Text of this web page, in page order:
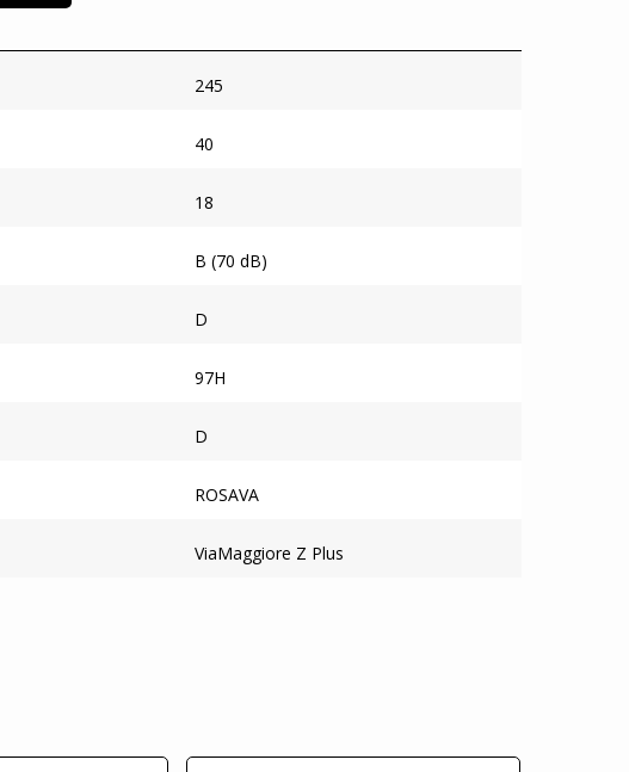
245
40
18
B (70 dB)
D
97H
D
ROSAVA
ViaMaggiore Z Plus